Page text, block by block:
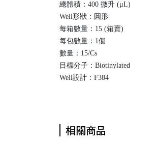
總體積：400 微升 (μL)
Well形狀：圓形
每箱數量：15 (箱賣)
每包數量：1個
數量：15/Cs
目標分子：Biotinylated
Well設計：F384
相關商品